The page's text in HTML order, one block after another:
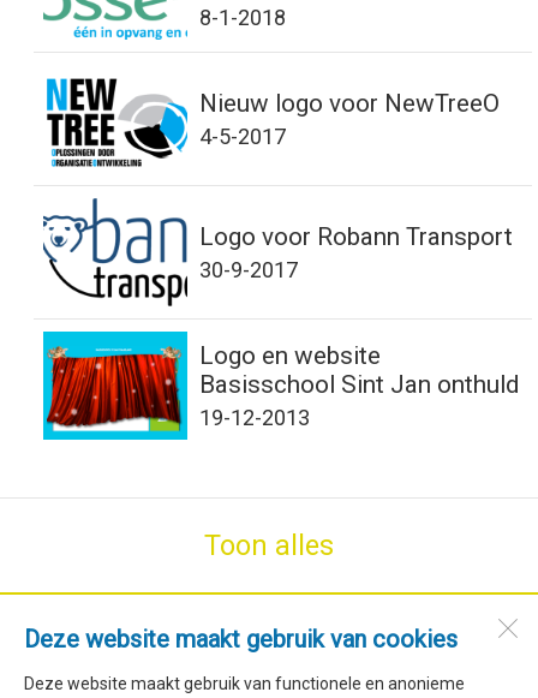
Deze website maakt gebruik van cookies
Deze website maakt gebruik van functionele en anonieme
8-1-2018
Nieuw logo voor NewTreeO
4-5-2017
Logo voor Robann Transport
30-9-2017
Logo en website
Basisschool Sint Jan onthuld
19-12-2013
Toon alles
SdH Vormgeving
1744 GMStroet (NH)